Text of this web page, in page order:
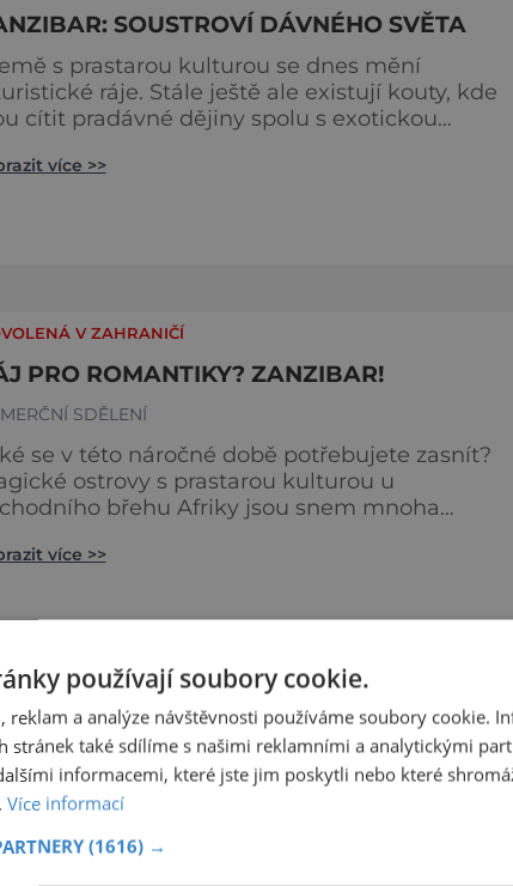
SOUSTROVÍ DÁVNÉHO SVĚTA
s prastarou kulturou se dnes mění
ráje. Stále ještě ale existují kouty, kde
cítit pradávné dějiny spolu s exotickou
se zasnít s námi… Ostrovy Zanzibaru,
více >>
V ZAHRANIČÍ
PRO ROMANTIKY? ZANZIBAR!
SDĚLENÍ
se v této náročné době potřebujete zasnít?
ostrovy s prastarou kulturou u
břehu Afriky jsou snem mnoha
začíná... Zanzibar tvoří dva největší
kdysi prostě Kamenné (St
více >>
používají soubory cookie.
reklam a analýze návštěvnosti používáme soubory cookie.
stránek také sdílíme s našimi reklamními a analytickými
informacemi, které jste jim poskytli nebo které
Více informací
(1616) →